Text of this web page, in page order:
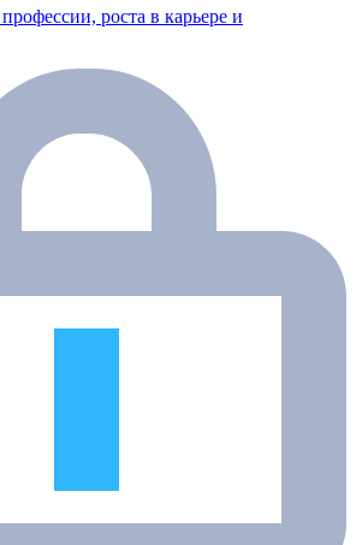
роста в карьере и